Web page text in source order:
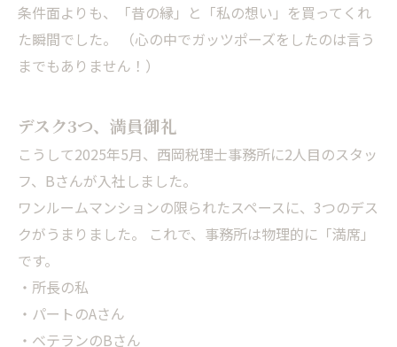
条件面よりも、「昔の縁」と「私の想い」を買ってくれ
た瞬間でした。 （心の中でガッツポーズをしたのは言う
までもありません！）
デスク3つ、満員御礼
こうして2025年5月、西岡税理士事務所に2人目のスタッ
フ、Bさんが入社しました。
ワンルームマンションの限られたスペースに、3つのデス
クがうまりました。 これで、事務所は物理的に「満席」
です。
・所長の私
・パートのAさん
・ベテランのBさん